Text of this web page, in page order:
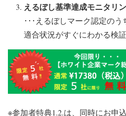
えるぼし基準達成モニタリ
･･･えるぼしマーク認定の
適合状況がすぐにわかる検証
※参加者特典1.2.は、同時にお申